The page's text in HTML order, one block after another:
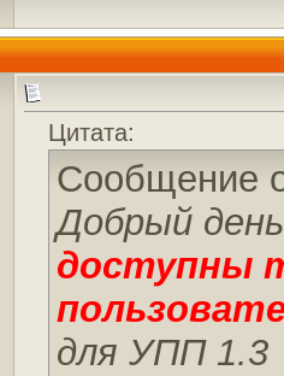
Цитата:
Сообщение
Добрый
доступны
для УПП 1.3